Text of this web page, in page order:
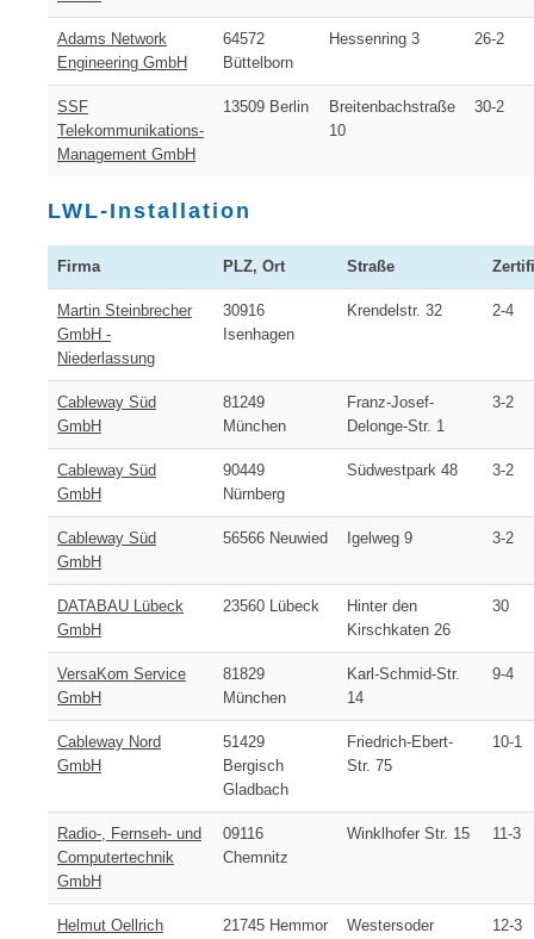
Adams Network
Engineering GmbH
64572
Büttelborn
Hessenring 3 26-2
SSF
Telekommunikations-
Management GmbH
13509 Berlin
Breitenbachstraße
10
30-2
LWL-Installation
Firma PLZ, Ort Straße
Martin Steinbrecher
GmbH -
Niederlassung
30916
Isenhagen
Krendelstr. 32 2-4
Cableway Süd
GmbH
81249
München
Franz-Josef-
Delonge-Str. 1
3-2
Cableway Süd
GmbH
90449
Nürnberg
Südwestpark 48 3-2
Cableway Süd
GmbH
56566 Neuwied Igelweg 9 3-2
DATABAU Lübeck
GmbH
23560 Lübeck
Hinter den
Kirschkaten 26
30
VersaKom Service
GmbH
81829
München
Karl-Schmid-Str.
14
9-4
Cableway Nord
GmbH
51429
Bergisch
Gladbach
Friedrich-Ebert-
Str. 75
10-1
Radio-, Fernseh- und
Computertechnik
GmbH
09116
Chemnitz
Winklhofer Str. 15 11-3
Helmut Oellrich
21745 Hemmor
Westersoder
12-3